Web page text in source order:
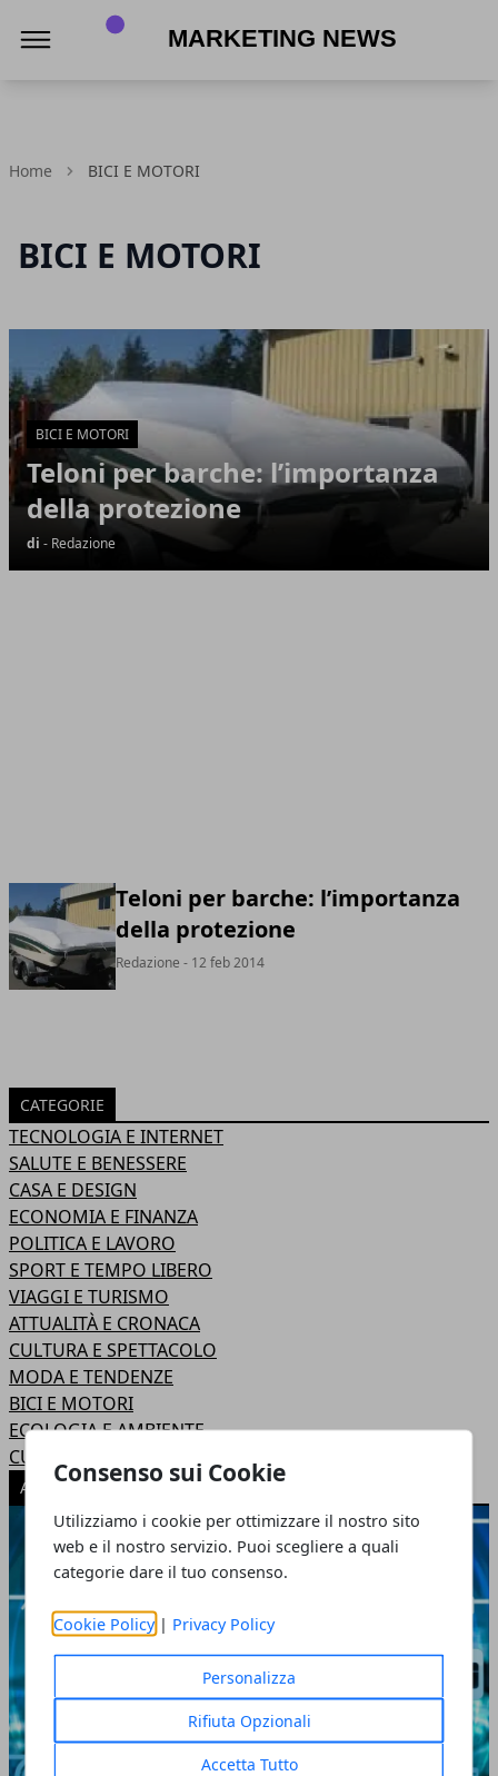
Consenso sui Cookie
Utilizziamo i cookie per ottimizzare il nostro sito
web e il nostro servizio. Puoi scegliere a quali
categorie dare il tuo consenso.
Cookie Policy | Privacy Policy
Personalizza
Rifiuta Opzionali
Accetta Tutto
Home BICI E MOTORI
BICI E MOTORI
Articoli in Evidenza
BICI E MOTORI
Teloni per barche: l’importanza
della protezione
di - Redazione
Teloni per barche: l’importanza
della protezione
Redazione - 12 feb 2014
CATEGORIE
TECNOLOGIA E INTERNET
SALUTE E BENESSERE
CASA E DESIGN
ECONOMIA E FINANZA
POLITICA E LAVORO
SPORT E TEMPO LIBERO
VIAGGI E TURISMO
ATTUALITÀ E CRONACA
CULTURA E SPETTACOLO
MODA E TENDENZE
BICI E MOTORI
ECOLOGIA E AMBIENTE
CUCINA E RICETTE
ARTICOLI POPOLARI